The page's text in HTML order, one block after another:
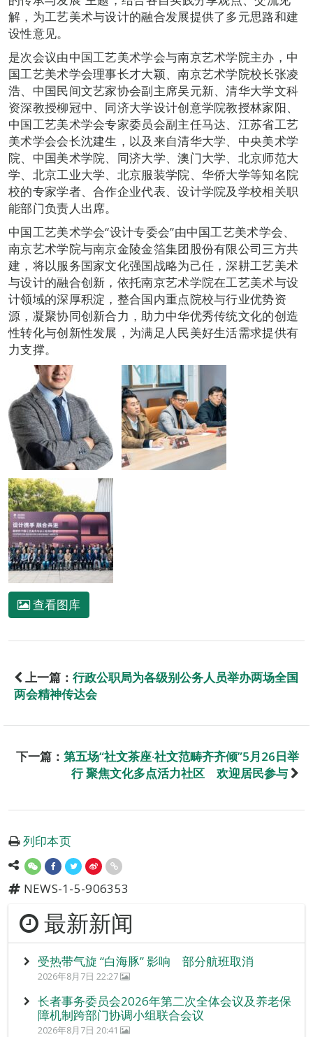
解，为工艺美术与设计的融合发展提供了多元思路和建
设性意见。
是次会议由中国工艺美术学会与南京艺术学院主办，中
国工艺美术学会理事长才大颖、南京艺术学院校长张凌
浩、中国民间文艺家协会副主席吴元新、清华大学文科
资深教授柳冠中、同济大学设计创意学院教授林家阳、
中国工艺美术学会专家委员会副主任马达、江苏省工艺
美术学会会长沈建生，以及来自清华大学、中央美术学
院、中国美术学院、同济大学、澳门大学、北京师范大
学、北京工业大学、北京服装学院、华侨大学等知名院
校的专家学者、合作企业代表、设计学院及学校相关职
能部门负责人出席。
中国工艺美术学会“设计专委会”由中国工艺美术学会、
南京艺术学院与南京金陵金箔集团股份有限公司三方共
建，将以服务国家文化强国战略为己任，深耕工艺美术
与设计的融合创新，依托南京艺术学院在工艺美术与设
计领域的深厚积淀，整合国内重点院校与行业优势资
源，凝聚协同创新合力，助力中华优秀传统文化的创造
性转化与创新性发展，为满足人民美好生活需求提供有
力支撑。
查看图库
上一篇： 行政公职局为各级别公务人员举办两场全国
两会精神传达会
下一篇： 第五场“社文茶座‧社文范畴齐齐倾”5月26日举
行 聚焦文化多点活力社区 欢迎居民参与
列印本页
NEWS-1-5-906353
最新新闻
受热带气旋 “白海豚” 影响 部分航班取消
2026年8月7日 22:27
长者事务委员会2026年第二次全体会议及养老保
障机制跨部门协调小组联合会议
2026年8月7日 20:41